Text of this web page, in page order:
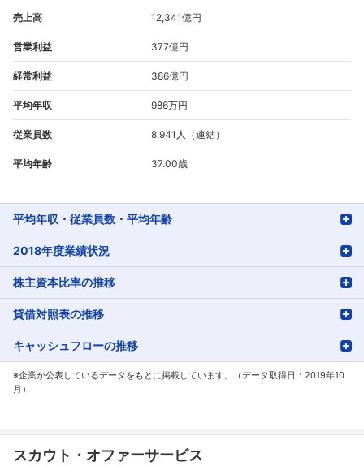
売上高 12,341億円
営業利益 377億円
経常利益 386億円
平均年収 986万円
従業員数 8,941人（連結）
平均年齢 37.00歳
平均年収・従業員数・平均年齢
2018年度業績状況
株主資本比率の推移
貸借対照表の推移
キャッシュフローの推移
※企業が公表しているデータをもとに掲載しています。（データ取得日：2019年10
月）
スカウト・オファーサービス